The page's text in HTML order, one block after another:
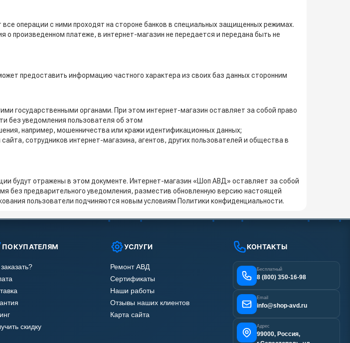
операции с ними проходят на стороне банков в специальных защищенных режимах.
произведенном платеже, в интернет-магазин не передается и передана быть не
предоставить информацию частного характера из своих баз данных сторонним
государственными органами. При этом интернет-магазин оставляет за собой право
без уведомления пользователя об этом
например, мошенничества или кражи идентификационных данных;
сотрудников интернет-магазина, агентов, других пользователей и общества в
будут отражены в этом документе. Интернет-магазин «Шоп АВД» оставляет за собой
без предварительного уведомления, разместив обновленную версию настоящей
пользователи подчиняются новым условиям Политики конфиденциальности.
ПОКУПАТЕЛЯМ
скидку
УСЛУГИ
Ремонт АВД
Сертификаты
Наши работы
Отзывы наших клиентов
Карта сайта
КОНТАКТЫ
Бесплатный
8 (800) 350-16-98
Email
info@shop-avd.ru
Адрес
99000, Россия,